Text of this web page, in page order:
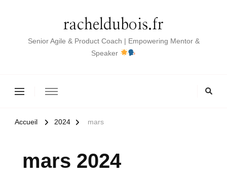
racheldubois.fr
Senior Agile & Product Coach | Empowering Mentor &
Speaker
Accueil 2024 mars
mars 2024